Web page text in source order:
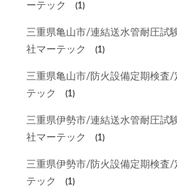
ーテック
(1)
三重県亀山市/連結送水管耐圧
社マーテック
(1)
三重県亀山市/防火設備定期検
テック
(1)
三重県伊勢市/連結送水管耐圧
社マーテック
(1)
三重県伊勢市/防火設備定期検
テック
(1)